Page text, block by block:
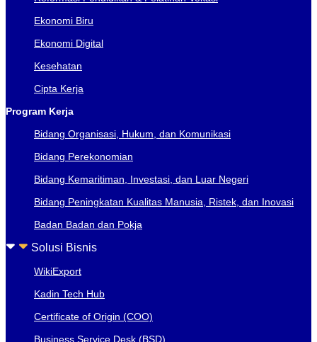
Ekonomi Biru
Ekonomi Digital
Kesehatan
Cipta Kerja
Program Kerja
Bidang Organisasi, Hukum, dan Komunikasi
Bidang Perekonomian
Bidang Kemaritiman, Investasi, dan Luar Negeri
Bidang Peningkatan Kualitas Manusia, Ristek, dan Inovasi
Badan Badan dan Pokja
Solusi Bisnis
WikiExport
Kadin Tech Hub
Certificate of Origin (COO)
Business Service Desk (BSD)